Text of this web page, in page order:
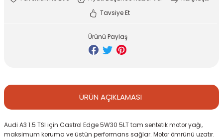
Tavsiye Et
Ürünü Paylaş
ÜRÜN AÇIKLAMASI
Audi A3 1.5 TSI için Castrol Edge 5W30 5LT tam sentetik motor yağı,
maksimum koruma ve üstün performans sağlar. Motor ömrünü uzatır.